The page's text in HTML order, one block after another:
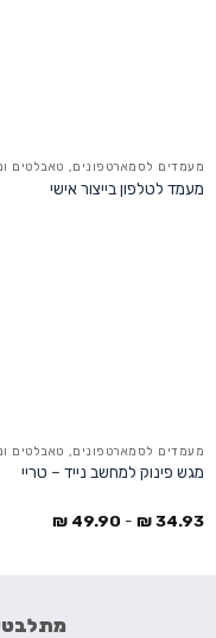
מעמד לטלפון בייצור אישי
מגש פינוק למחשב נייד – טריי
34.93
₪
-
49.90
₪